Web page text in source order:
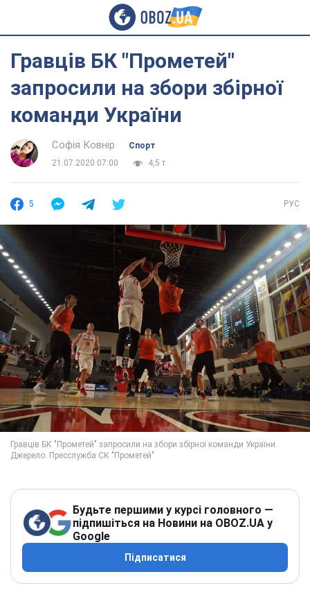
Гравців БК "Прометей"
запросили на збори збірної
команди України
Софія Ковнір
Спорт
21.07.2020 07:00
4,5 т.
5 РУС
Будьте першими у курсі головного —
підпишіться на Новини на OBOZ.UA у
Google
Підписатися